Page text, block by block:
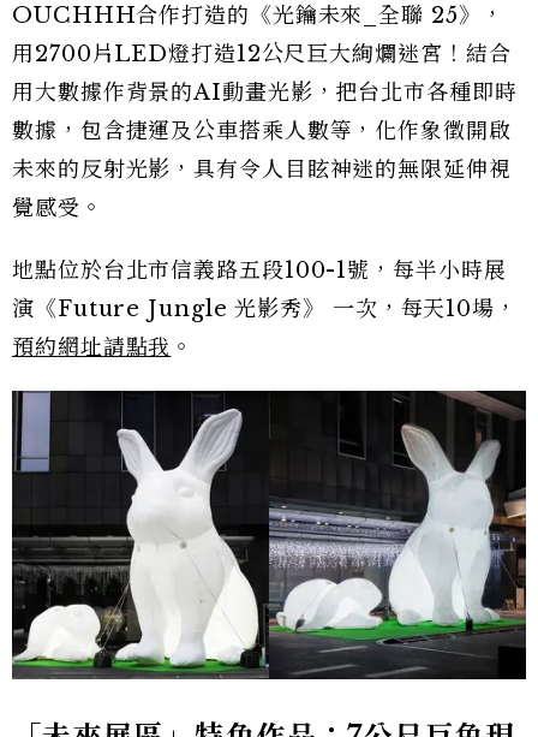
OUCHHH合作打造的《光鑰未來_全聯 25》，
用2700片LED燈打造12公尺巨大絢爛迷宮！結合
用大數據作背景的AI動畫光影，把台北市各種即時
數據，包含捷運及公車搭乘人數等，化作象徵開啟
未來的反射光影，具有令人目眩神迷的無限延伸視
覺感受。
地點位於台北市信義路五段100-1號，每半小時展
演《Future Jungle 光影秀》 一次，每天10場，
預約網址請點我 。